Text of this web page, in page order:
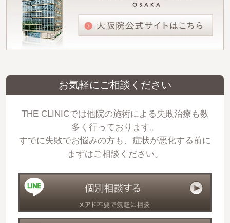
お気軽にご相談ください
THE CLINICでは他院の施術による失敗治療も数
多く行っております。
すでに失敗でお悩みの方も、症状が悪化する前に
まずはご相談ください。